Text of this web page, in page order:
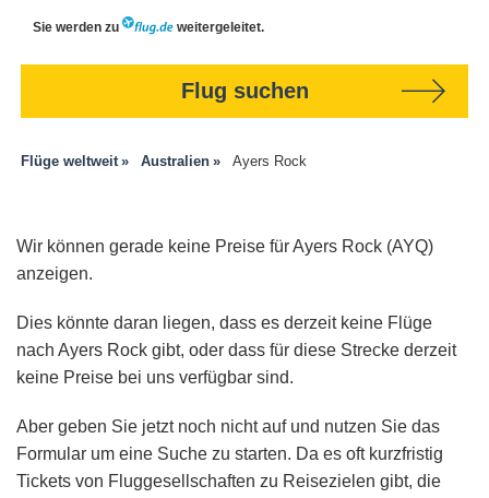
Sie werden zu weitergeleitet.
Flug suchen
Flüge weltweit Australien Ayers Rock
Wir können gerade keine Preise für Ayers Rock (AYQ)
anzeigen.
Dies könnte daran liegen, dass es derzeit keine Flüge
nach Ayers Rock gibt, oder dass für diese Strecke derzeit
keine Preise bei uns verfügbar sind.
Aber geben Sie jetzt noch nicht auf und nutzen Sie das
Formular um eine Suche zu starten. Da es oft kurzfristig
Tickets von Fluggesellschaften zu Reisezielen gibt, die